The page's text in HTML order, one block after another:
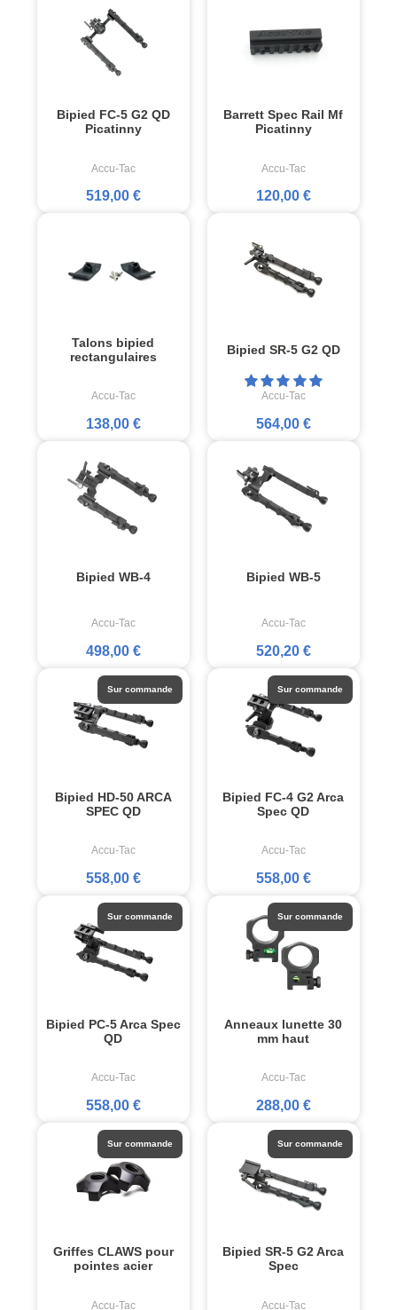
Bipied FC-5 G2 QD
Picatinny
Accu-Tac
519,00 €
Barrett Spec Rail Mf
Picatinny
Accu-Tac
120,00 €
Talons bipied
rectangulaires
Accu-Tac
138,00 €
Bipied SR-5 G2 QD
Accu-Tac
564,00 €
Bipied WB-4
Accu-Tac
498,00 €
Bipied WB-5
Accu-Tac
520,20 €
Bipied HD-50 ARCA
SPEC QD
Accu-Tac
558,00 €
Sur commande
Bipied FC-4 G2 Arca
Spec QD
Accu-Tac
558,00 €
Sur commande
Bipied PC-5 Arca Spec
QD
Accu-Tac
558,00 €
Sur commande
Anneaux lunette 30
mm haut
Accu-Tac
288,00 €
Sur commande
Griffes CLAWS pour
pointes acier
Accu-Tac
Sur commande
Bipied SR-5 G2 Arca
Spec
Accu-Tac
Sur commande